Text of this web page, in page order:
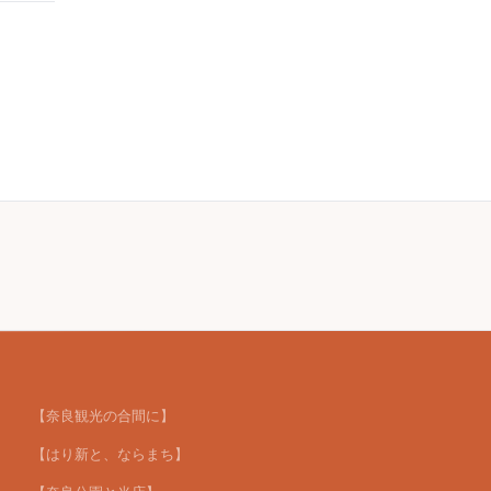
【奈良観光の合間に】
【はり新と、ならまち】